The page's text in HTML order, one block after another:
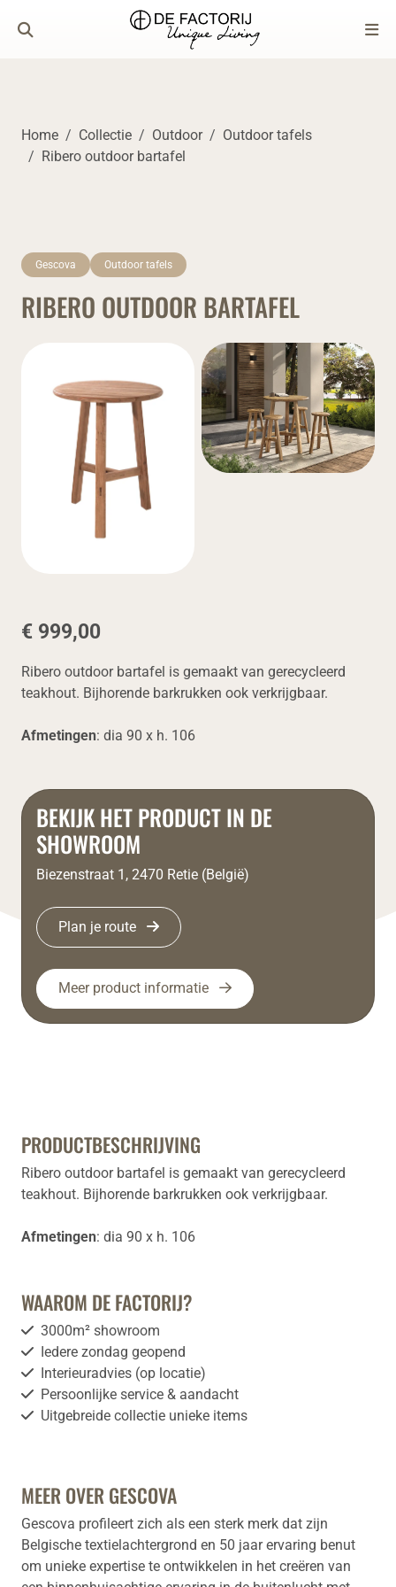
Home Collectie Outdoor
Outdoor tafels
Ribero outdoor bartafel
Gescova Outdoor tafels
RIBERO OUTDOOR BARTAFEL
€ 999,00
Ribero outdoor bartafel is gemaakt van gerecycleerd
teakhout. Bijhorende barkrukken ook verkrijgbaar.
Afmetingen: dia 90 x h. 106
BEKIJK HET PRODUCT IN DE
SHOWROOM
Biezenstraat 1, 2470 Retie (België)
Plan je route
Meer product informatie
PRODUCTBESCHRIJVING
Ribero outdoor bartafel is gemaakt van gerecycleerd
teakhout. Bijhorende barkrukken ook verkrijgbaar.
Afmetingen: dia 90 x h. 106
WAAROM DE FACTORIJ?
3000m² showroom
Iedere zondag geopend
Interieuradvies (op locatie)
Persoonlijke service & aandacht
Uitgebreide collectie unieke items
MEER OVER GESCOVA
Gescova profileert zich als een sterk merk dat zijn
Belgische textielachtergrond en 50 jaar ervaring benut
om unieke expertise te ontwikkelen in het creëren van